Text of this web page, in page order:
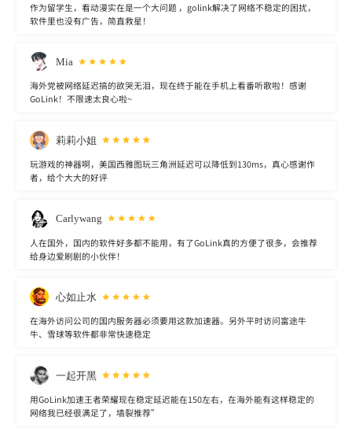
作为留学生，看动漫实在是一个大问题 ，golink解决了网络不稳定的困扰，
软件里也没有广告，简直救星！
Mia
海外党被网络延迟搞的欲哭无泪，现在终于能在手机上看番听歌啦！感谢
GoLink！不限速太良心啦~
莉莉小姐
玩游戏的神器啊，美国西雅图玩三角洲延迟可以降低到130ms，真心感谢作
者，给个大大的好评
Carlywang
人在国外，国内的软件好多都不能用，有了GoLink真的方便了很多，会推荐
给身边爱刷剧的小伙伴！
心如止水
在海外访问公司的国内服务器必须要用这款加速器。另外平时访问富途牛
牛、雪球等软件都非常快速稳定
一起开黑
用GoLink加速王者荣耀现在稳定延迟能在150左右，在海外能有这样稳定的
网络我已经很满足了，墙裂推荐”